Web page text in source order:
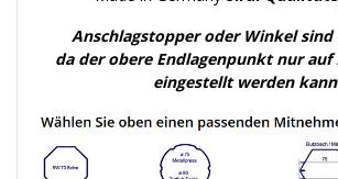
Anschlagstopper oder Winkel
da der obere Endlagenpunkt nur
eingestellt werden